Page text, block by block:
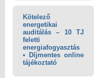
Kötelező
energetikai
auditálás – 10 TJ
feletti
energiafogyasztás
• Díjmentes online
tájékoztató